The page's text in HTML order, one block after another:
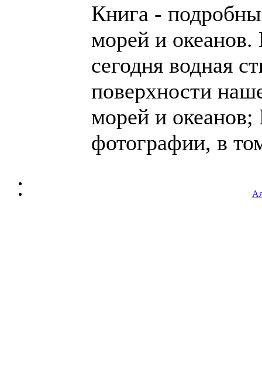
Книга -
морей и океанов.
сегодня водная
поверхности
морей и
фотографии, в